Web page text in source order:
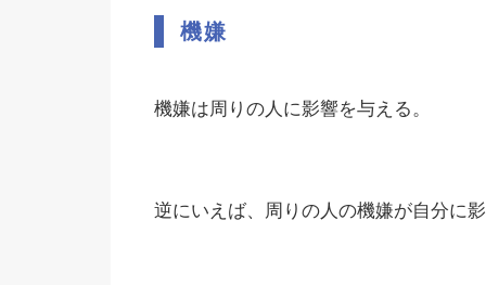
機嫌
機嫌は周りの人に影響を与える。
逆にいえば、周りの人の機嫌が自分に